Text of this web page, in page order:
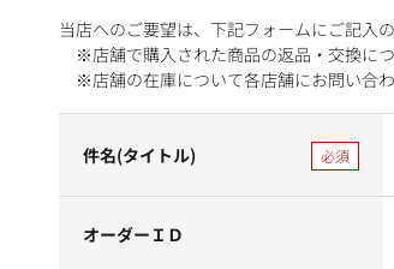
当店へのご要望は、下記フォームにご記入
※店舗で購入された商品の返品・交換に
※店舗の在庫について各店舗にお問い合わ
件名(タイトル)
オーダーＩＤ